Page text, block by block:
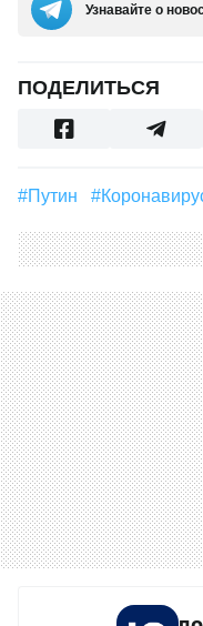
Узнавайте о
ПОДЕЛИТЬСЯ
#Путин